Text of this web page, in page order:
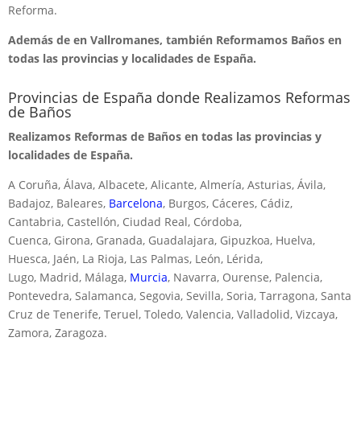
Reforma.
Además de en Vallromanes, también Reformamos Baños en
todas las provincias y localidades de España.
Provincias de España donde Realizamos Reformas
de Baños
Realizamos Reformas de Baños en todas las provincias y
localidades de España.
A Coruña, Álava, Albacete, Alicante, Almería, Asturias, Ávila,
Badajoz, Baleares, Barcelona, Burgos, Cáceres, Cádiz,
Cantabria, Castellón, Ciudad Real, Córdoba,
Cuenca, Girona, Granada, Guadalajara, Gipuzkoa, Huelva,
Huesca, Jaén, La Rioja, Las Palmas, León, Lérida,
Lugo, Madrid, Málaga, Murcia, Navarra, Ourense, Palencia,
Pontevedra, Salamanca, Segovia, Sevilla, Soria, Tarragona, Santa
Cruz de Tenerife, Teruel, Toledo, Valencia, Valladolid, Vizcaya,
Zamora, Zaragoza.